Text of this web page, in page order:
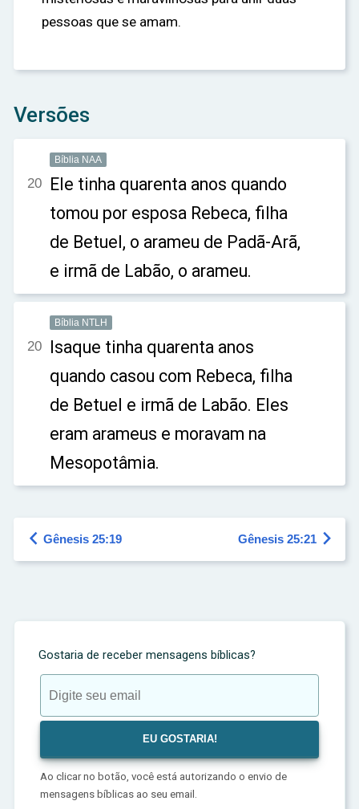
pessoas que se amam.
Versões
Bíblia NAA
20 Ele tinha quarenta anos quando
tomou por esposa Rebeca, filha
de Betuel, o arameu de Padã-Arã,
e irmã de Labão, o arameu.
Bíblia NTLH
20 Isaque tinha quarenta anos
quando casou com Rebeca, filha
de Betuel e irmã de Labão. Eles
eram arameus e moravam na
Mesopotâmia.
 Gênesis 25:19 Gênesis 25:21 
Gostaria de receber mensagens bíblicas?
Ao clicar no botão, você está autorizando o envio de
mensagens bíblicas ao seu email.